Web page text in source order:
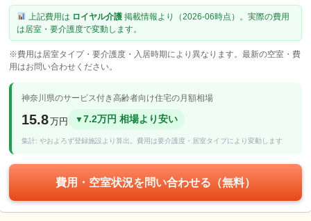
上記費用は ロイヤル介護掲載情報より（2026-06時点）。実際の費用
は居室・要介護度で変動します。
※費用は居室タイプ・要介護度・入居時期により異なります。最新の空室・費
用はお問い合わせください。
神奈川県のサービス付き高齢者向け住宅の月額相場
15.8万円 ▼7.2万円 相場より安い
集計: やおよろず登録施設より算出。費用は要介護度・居室タイプにより変動します
費用・空室状況を問い合わせる（無料）